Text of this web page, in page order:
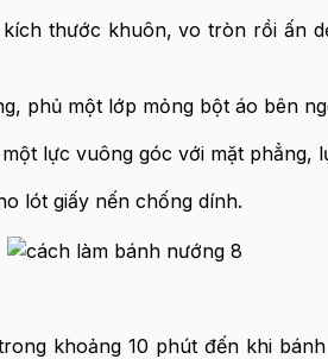
thước khuôn, vo tròn rồi ấn
phủ một lớp mỏng bột áo bên
lực vuông góc với mặt phẳng,
lót giấy nến chống dính.
khoảng 10 phút đến khi